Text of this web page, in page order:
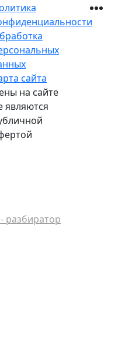
сайта
на сайте
являются
разбиратор